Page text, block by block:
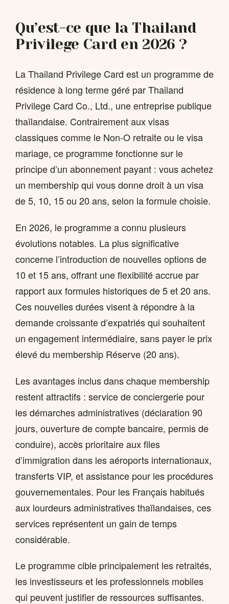
Qu’est-ce que la Thailand
Privilege Card en 2026 ?
La Thailand Privilege Card est un programme de
résidence à long terme géré par Thailand
Privilege Card Co., Ltd., une entreprise publique
thaïlandaise. Contrairement aux visas
classiques comme le Non-O retraite ou le visa
mariage, ce programme fonctionne sur le
principe d’un abonnement payant : vous achetez
un membership qui vous donne droit à un visa
de 5, 10, 15 ou 20 ans, selon la formule choisie.
En 2026, le programme a connu plusieurs
évolutions notables. La plus significative
concerne l’introduction de nouvelles options de
10 et 15 ans, offrant une flexibilité accrue par
rapport aux formules historiques de 5 et 20 ans.
Ces nouvelles durées visent à répondre à la
demande croissante d’expatriés qui souhaitent
un engagement intermédiaire, sans payer le prix
élevé du membership Réserve (20 ans).
Les avantages inclus dans chaque membership
restent attractifs : service de conciergerie pour
les démarches administratives (déclaration 90
jours, ouverture de compte bancaire, permis de
conduire), accès prioritaire aux files
d’immigration dans les aéroports internationaux,
transferts VIP, et assistance pour les procédures
gouvernementales. Pour les Français habitués
aux lourdeurs administratives thaïlandaises, ces
services représentent un gain de temps
considérable.
Le programme cible principalement les retraités,
les investisseurs et les professionnels mobiles
qui peuvent justifier de ressources suffisantes.